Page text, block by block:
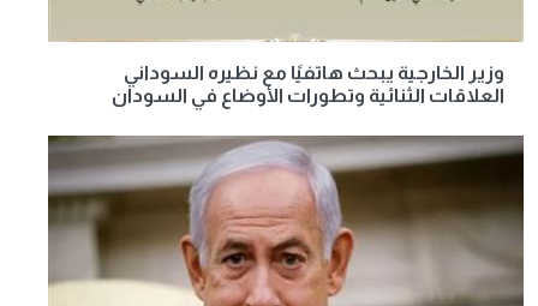
وزير الخارجية يبحث هاتفيًا مع نظيره السوداني
العلاقات الثنائية وتطورات الأوضاع في السودان